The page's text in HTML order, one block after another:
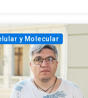
y Molecular